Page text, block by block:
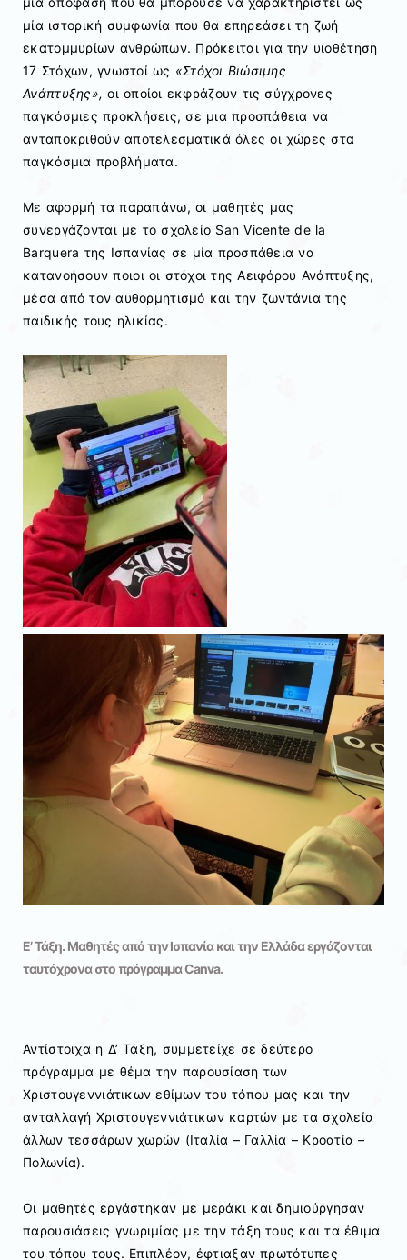
μία ιστορική συμφωνία που θα επηρεάσει τη ζωή
εκατομμυρίων ανθρώπων. Πρόκειται για την υιοθέτηση
17 Στόχων, γνωστοί ως «Στόχοι Βιώσιμης
Ανάπτυξης», οι οποίοι εκφράζουν τις σύγχρονες
παγκόσμιες προκλήσεις, σε μια προσπάθεια να
ανταποκριθούν αποτελεσματικά όλες οι χώρες στα
παγκόσμια προβλήματα.
Με αφορμή τα παραπάνω, οι μαθητές μας
συνεργάζονται με το σχολείο San Vicente de la
Barquera της Ισπανίας σε μία προσπάθεια να
κατανοήσουν ποιοι οι στόχοι της Αειφόρου Ανάπτυξης,
μέσα από τον αυθορμητισμό και την ζωντάνια της
παιδικής τους ηλικίας.
Ε’ Τάξη. Μαθητές από την Ισπανία και την Ελλάδα εργάζονται
ταυτόχρονα στο πρόγραμμα Canva.
Αντίστοιχα η Δ’ Τάξη, συμμετείχε σε δεύτερο
πρόγραμμα με θέμα την παρουσίαση των
Χριστουγεννιάτικων εθίμων του τόπου μας και την
ανταλλαγή Χριστουγεννιάτικων καρτών με τα σχολεία
άλλων τεσσάρων χωρών (Ιταλία – Γαλλία – Κροατία –
Πολωνία).
Οι μαθητές εργάστηκαν με μεράκι και δημιούργησαν
παρουσιάσεις γνωριμίας με την τάξη τους και τα έθιμα
του τόπου τους. Επιπλέον, έφτιαξαν πρωτότυπες